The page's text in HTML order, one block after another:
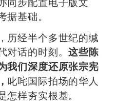
基础。
历经半个多世纪的缄
对话的时刻。这些陈
我们深度还原张宗宪
叱咤国际拍场的华人
样夯实根基。